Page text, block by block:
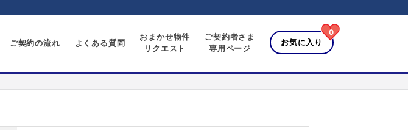
ご契約の流れ よくある質問
おまかせ物件
リクエスト
ご契約者さま
専用ページ
お気に入り
0